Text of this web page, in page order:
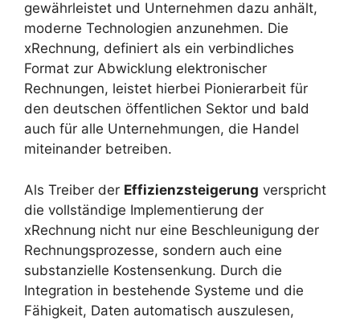
gewährleistet und Unternehmen dazu anhält,
moderne Technologien anzunehmen. Die
xRechnung, definiert als ein verbindliches
Format zur Abwicklung elektronischer
Rechnungen, leistet hierbei Pionierarbeit für
den deutschen öffentlichen Sektor und bald
auch für alle Unternehmungen, die Handel
miteinander betreiben.
Als Treiber der Effizienzsteigerung verspricht
die vollständige Implementierung der
xRechnung nicht nur eine Beschleunigung der
Rechnungsprozesse, sondern auch eine
substanzielle Kostensenkung. Durch die
Integration in bestehende Systeme und die
Fähigkeit, Daten automatisch auszulesen,